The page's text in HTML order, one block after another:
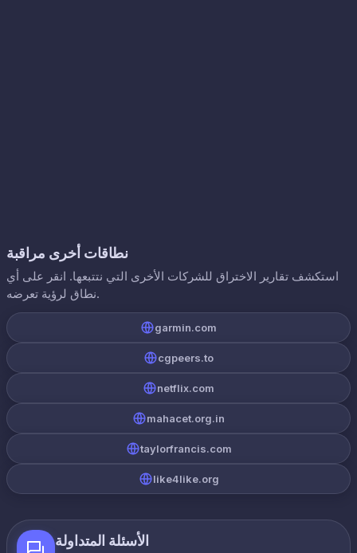
نطاقات أخرى مراقبة
استكشف تقارير الاختراق للشركات الأخرى التي نتتبعها. انقر على أي
نطاق لرؤية تعرضه.
garmin.com
cgpeers.to
netflix.com
mahacet.org.in
taylorfrancis.com
like4like.org
الأسئلة المتداولة